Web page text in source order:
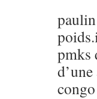
pmks